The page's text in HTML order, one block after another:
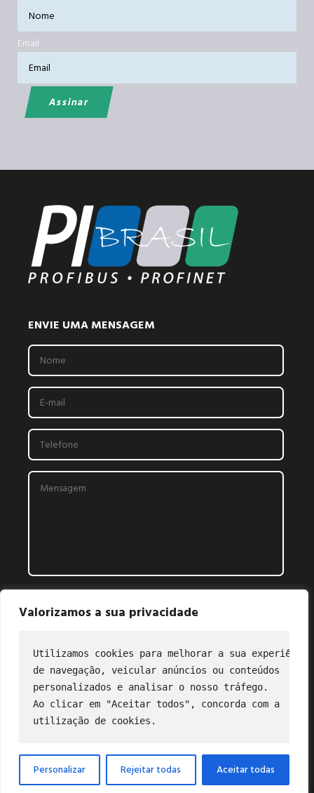
Valorizamos a sua privacidade
Utilizamos cookies para melhorar a sua experiência
de navegação, veicular anúncios ou conteúdos
personalizados e analisar o nosso tráfego.
Ao clicar em "Aceitar todos", concorda com a
utilização de cookies.
Personalizar Rejeitar todas Aceitar todas
Email
ENVIE UMA MENSAGEM
CONTATO
(11) 2849-3202
profibus@profibus.org.br